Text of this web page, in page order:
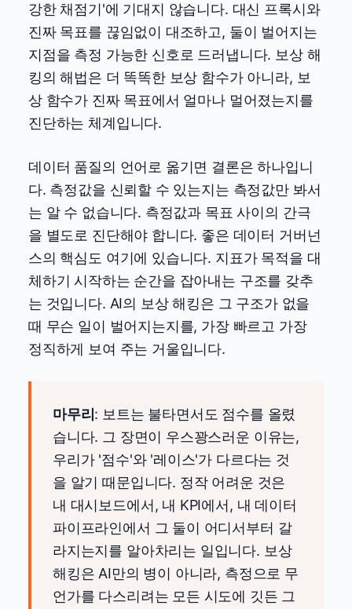
강한 채점기'에 기대지 않습니다. 대신 프록시와
진짜 목표를 끊임없이 대조하고, 둘이 벌어지는
지점을 측정 가능한 신호로 드러냅니다. 보상 해
킹의 해법은 더 똑똑한 보상 함수가 아니라, 보
상 함수가 진짜 목표에서 얼마나 멀어졌는지를
진단하는 체계입니다.
데이터 품질의 언어로 옮기면 결론은 하나입니
다. 측정값을 신뢰할 수 있는지는 측정값만 봐서
는 알 수 없습니다. 측정값과 목표 사이의 간극
을 별도로 진단해야 합니다. 좋은 데이터 거버넌
스의 핵심도 여기에 있습니다. 지표가 목적을 대
체하기 시작하는 순간을 잡아내는 구조를 갖추
는 것입니다. AI의 보상 해킹은 그 구조가 없을
때 무슨 일이 벌어지는지를, 가장 빠르고 가장
정직하게 보여 주는 거울입니다.
마무리 : 보트는 불타면서도 점수를 올렸
습니다. 그 장면이 우스꽝스러운 이유는,
우리가 '점수'와 '레이스'가 다르다는 것
을 알기 때문입니다. 정작 어려운 것은
내 대시보드에서, 내 KPI에서, 내 데이터
파이프라인에서 그 둘이 어디서부터 갈
라지는지를 알아차리는 일입니다. 보상
해킹은 AI만의 병이 아니라, 측정으로 무
언가를 다스리려는 모든 시도에 깃든 그